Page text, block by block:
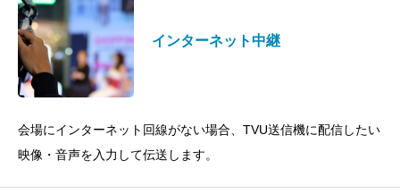
インターネット中継
会場にインターネット回線がない場合、TVU送信機に配信したい
映像・音声を入力して伝送します。